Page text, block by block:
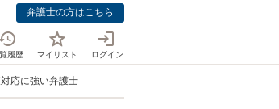
弁護士の方はこちら
履歴 マイリスト ログイン
応に強い弁護士